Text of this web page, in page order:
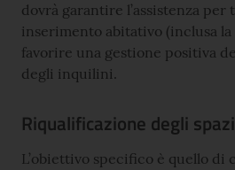
dovrà garantire l’assistenza
inserimento abitativo (inclusa
favorire una gestione positiva
degli inquilini.
Riqualificazione degli
L’obiettivo specifico è quello di